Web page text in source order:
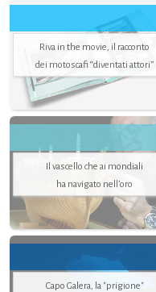
Riva in the movie, il racconto
dei motoscafi “diventati attori”
Il vascello che ai mondiali
ha navigato nell’oro
Capo Galera, la "prigione"